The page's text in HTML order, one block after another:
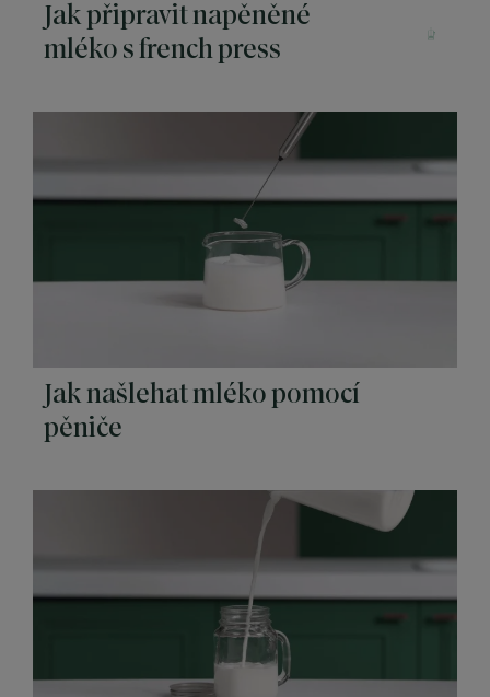
Jak připravit napěněné
mléko s french press
Jak našlehat mléko pomocí
pěniče